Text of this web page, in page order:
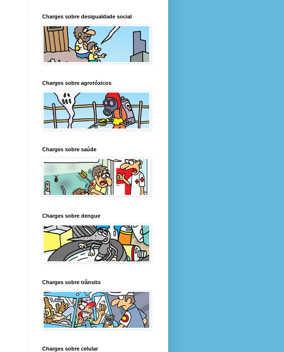
Charges sobre desigualdade social
Charges sobre agrotóxicos
Charges sobre saúde
Charges sobre dengue
Charges sobre trânsito
Charges sobre celular